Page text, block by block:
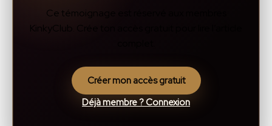
Ce témoignage est réservé aux membres
KinkyClub. Crée ton accès gratuit pour lire l’article
Créer mon accès gratuit
Déjà membre ? Connexion